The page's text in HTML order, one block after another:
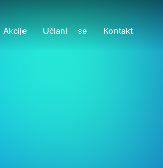
Akcije Učlani se Kontakt